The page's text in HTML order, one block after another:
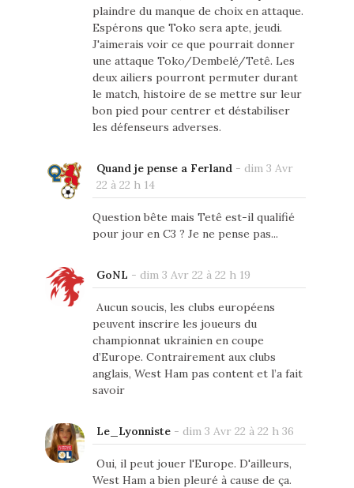
plaindre du manque de choix en attaque.
Espérons que Toko sera apte, jeudi.
J'aimerais voir ce que pourrait donner
une attaque Toko/Dembelé/Tetê. Les
deux ailiers pourront permuter durant
le match, histoire de se mettre sur leur
bon pied pour centrer et déstabiliser
les défenseurs adverses.
Quand je pense a Ferland- dim 3 Avr
22 à 22 h 14
Question bête mais Tetê est-il qualifié
pour jour en C3 ? Je ne pense pas...
GoNL - dim 3 Avr 22 à 22 h 19
Aucun soucis, les clubs européens
peuvent inscrire les joueurs du
championnat ukrainien en coupe
d’Europe. Contrairement aux clubs
anglais, West Ham pas content et l’a fait
savoir
Le_Lyonniste- dim 3 Avr 22 à 22 h 36
Oui, il peut jouer l'Europe. D'ailleurs,
West Ham a bien pleuré à cause de ça.